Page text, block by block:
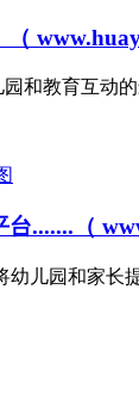
和教育互
.......（
幼儿园和家长